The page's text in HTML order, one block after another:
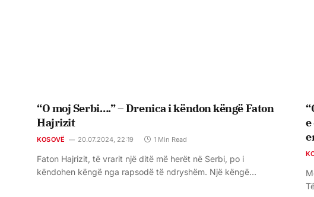
“O moj Serbi….” – Drenica i këndon këngë Faton
Hajrizit
KOSOVË 20.07.2024, 22:19 1 Min Read
Faton Hajrizit, të vrarit një ditë më herët në Serbi, po i
këndohen këngë nga rapsodë të ndryshëm. Një këngë…